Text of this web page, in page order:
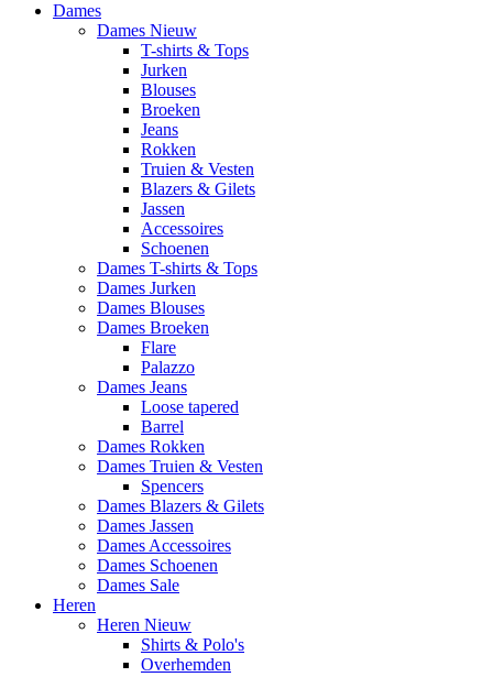
Dames
Dames Nieuw
T-shirts & Tops
Jurken
Blouses
Broeken
Jeans
Rokken
Truien & Vesten
Blazers & Gilets
Jassen
Accessoires
Schoenen
Dames T-shirts & Tops
Dames Jurken
Dames Blouses
Dames Broeken
Flare
Palazzo
Dames Jeans
Loose tapered
Barrel
Dames Rokken
Dames Truien & Vesten
Spencers
Dames Blazers & Gilets
Dames Jassen
Dames Accessoires
Dames Schoenen
Dames Sale
Heren
Heren Nieuw
Shirts & Polo's
Overhemden